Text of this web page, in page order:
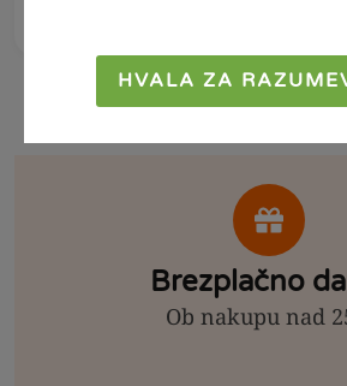
Brezplačno
Ob nakupu nad
HVALA ZA